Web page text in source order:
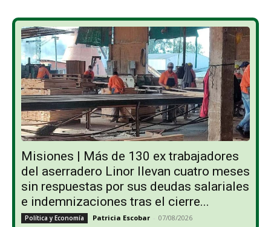
Misiones | Más de 130 ex trabajadores
del aserradero Linor llevan cuatro meses
sin respuestas por sus deudas salariales
e indemnizaciones tras el cierre...
Política y Economía Patricia Escobar - 07/08/2026